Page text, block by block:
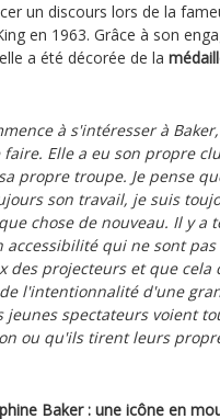
un discours lors de la
en 1963. Grâce à son
a été décorée de la
à s'intéresser à
faire. Elle a eu son propre
propre troupe. Je pense
son travail, je suis
chose de nouveau. Il y a
accessibilité qui ne sont
des projecteurs et que cela
l'intentionnalité d'une
jeunes spectateurs voient
ou qu'ils tirent leurs
Baker : une icône en